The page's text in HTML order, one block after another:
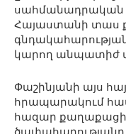
սահմանադրական
Հայաստանի տաս
կարող անպատիժ
Փաշինյանի այս
հրապարակում
հազար